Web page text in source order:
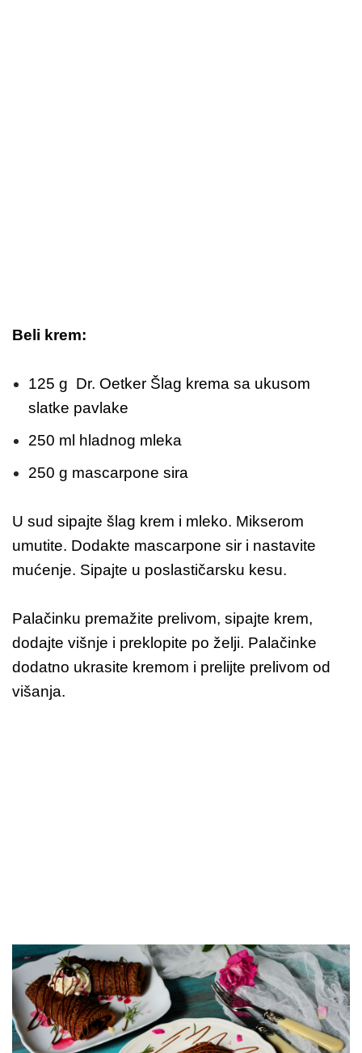
Beli krem:
125 g Dr. Oetker Šlag krema sa ukusom
slatke pavlake
250 ml hladnog mleka
250 g mascarpone sira
U sud sipajte šlag krem i mleko. Mikserom
umutite. Dodakte mascarpone sir i nastavite
mućenje. Sipajte u poslastičarsku kesu.
Palačinku premažite prelivom, sipajte krem,
dodajte višnje i preklopite po želji. Palačinke
dodatno ukrasite kremom i prelijte prelivom od
višanja.